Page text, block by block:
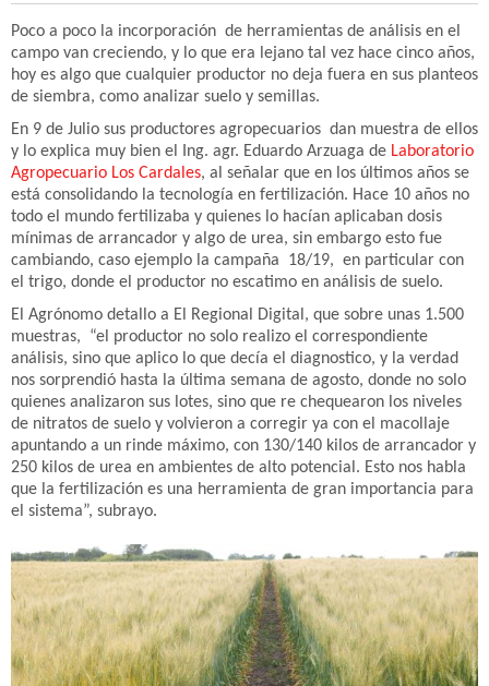
Poco a poco la incorporación de herramientas de análisis en el
campo van creciendo, y lo que era lejano tal vez hace cinco años,
hoy es algo que cualquier productor no deja fuera en sus planteos
de siembra, como analizar suelo y semillas.
En 9 de Julio sus productores agropecuarios dan muestra de ellos
y lo explica muy bien el Ing. agr. Eduardo Arzuaga de Laboratorio
Agropecuario Los Cardales, al señalar que en los últimos años se
está consolidando la tecnología en fertilización. Hace 10 años no
todo el mundo fertilizaba y quienes lo hacían aplicaban dosis
mínimas de arrancador y algo de urea, sin embargo esto fue
cambiando, caso ejemplo la campaña 18/19, en particular con
el trigo, donde el productor no escatimo en análisis de suelo.
El Agrónomo detallo a El Regional Digital, que sobre unas 1.500
muestras, “el productor no solo realizo el correspondiente
análisis, sino que aplico lo que decía el diagnostico, y la verdad
nos sorprendió hasta la última semana de agosto, donde no solo
quienes analizaron sus lotes, sino que re chequearon los niveles
de nitratos de suelo y volvieron a corregir ya con el macollaje
apuntando a un rinde máximo, con 130/140 kilos de arrancador y
250 kilos de urea en ambientes de alto potencial. Esto nos habla
que la fertilización es una herramienta de gran importancia para
el sistema”, subrayo.